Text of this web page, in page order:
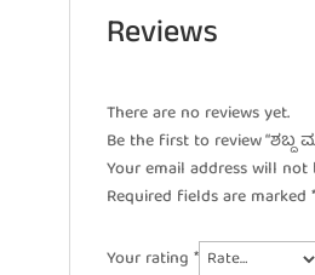
Reviews
There are no reviews yet.
Be the first to review “ಶಬ್ದ
Your email address will not
Required fields are marked *
Your rating *